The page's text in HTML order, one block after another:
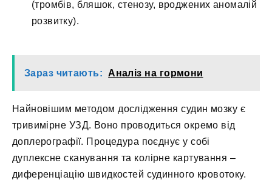
(тромбів, бляшок, стенозу, вроджених аномалій
розвитку).
Зараз читають: Аналіз на гормони
Найновішим методом дослідження судин мозку є
тривимірне УЗД. Воно проводиться окремо від
доплерографії. Процедура поєднує у собі
дуплексне сканування та колірне картування –
диференціацію швидкостей судинного кровотоку.